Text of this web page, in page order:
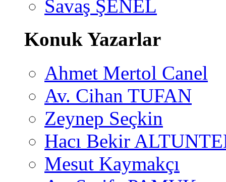
Savaş ŞENEL
Konuk Yazarlar
Ahmet Mertol Canel
Av. Cihan TUFAN
Zeynep Seçkin
Hacı Bekir
Mesut Kaymakçı